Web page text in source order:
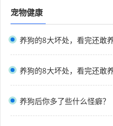
宠物健康
养狗后你多了些什么怪癖？